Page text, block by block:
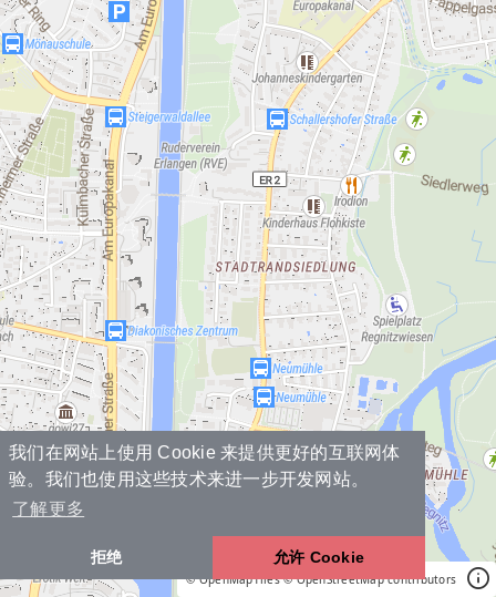
我们在网站上使用 Cookie 来提供更好的互联网体
验。我们也使用这些技术来进一步开发网站。
了解更多
拒绝 允许 Cookie
© OpenMapTiles © OpenStreetMap contributors